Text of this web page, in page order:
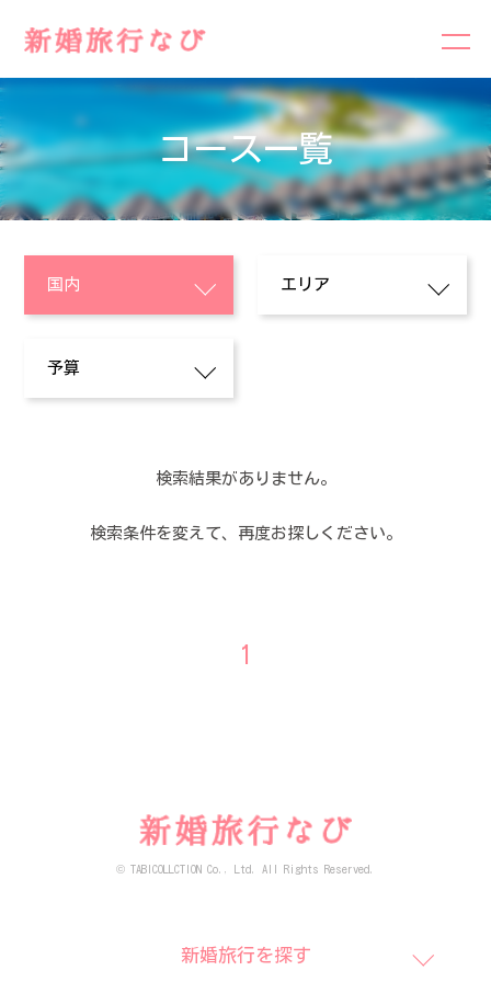
コース一覧
検索結果がありません。
検索条件を変えて、再度お探しください。
1
© TABICOLLCTION Co., Ltd. All Rights Reserved.
新婚旅行を探す